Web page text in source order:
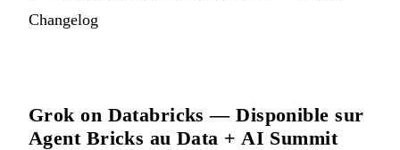
Changelog
Grok on Databricks — Disponible sur
Agent Bricks au Data + AI Summit